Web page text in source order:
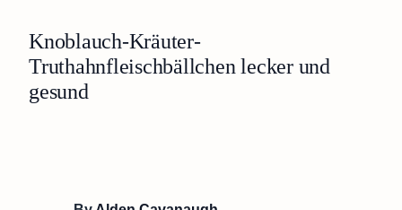
Knoblauch-Kräuter-
Truthahnfleischbällchen lecker und
gesund